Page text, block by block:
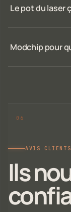
Le pot du laser
Modchip pour
AVIS CLIENTS
Ils